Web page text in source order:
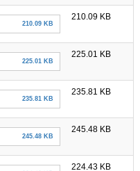
210.09 KB
210.09 KB
225.01 KB
225.01 KB
235.81 KB
235.81 KB
245.48 KB
245.48 KB
224.43 KB